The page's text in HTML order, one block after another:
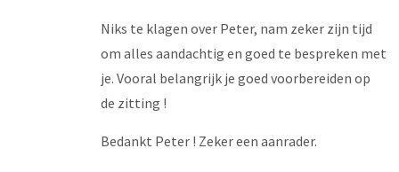
Niks te klagen over Peter, nam zeker zijn tijd
om alles aandachtig en goed te bespreken met
je. Vooral belangrijk je goed voorbereiden op
de zitting !
Bedankt Peter ! Zeker een aanrader.